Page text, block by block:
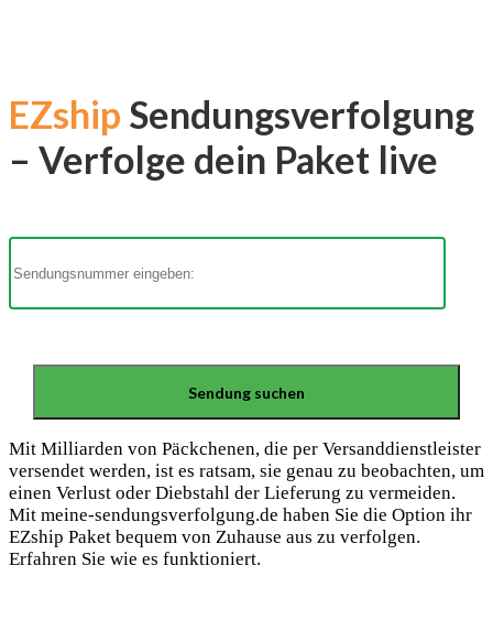
EZship Sendungsverfolgung
– Verfolge dein Paket live
Mit Milliarden von Päckchenen, die per Versanddienstleister
versendet werden, ist es ratsam, sie genau zu beobachten, um
einen Verlust oder Diebstahl der Lieferung zu vermeiden.
Mit meine-sendungsverfolgung.de haben Sie die Option ihr
EZship Paket bequem von Zuhause aus zu verfolgen.
Erfahren Sie wie es funktioniert.